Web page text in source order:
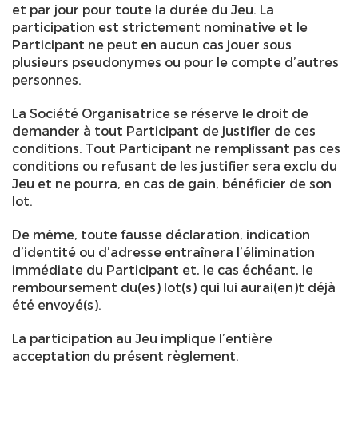
et par jour pour toute la durée du Jeu. La
participation est strictement nominative et le
Participant ne peut en aucun cas jouer sous
plusieurs pseudonymes ou pour le compte d’autres
personnes.
La Société Organisatrice se réserve le droit de
demander à tout Participant de justifier de ces
conditions. Tout Participant ne remplissant pas ces
conditions ou refusant de les justifier sera exclu du
Jeu et ne pourra, en cas de gain, bénéficier de son
lot.
De même, toute fausse déclaration, indication
d’identité ou d’adresse entraînera l’élimination
immédiate du Participant et, le cas échéant, le
remboursement du(es) lot(s) qui lui aurai(en)t déjà
été envoyé(s).
La participation au Jeu implique l’entière
acceptation du présent règlement.